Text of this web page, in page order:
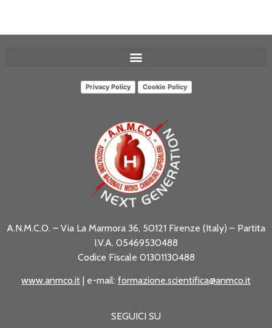
Privacy Policy Cookie Policy
A.N.M.C.O. – Via La Marmora 36, 50121 Firenze (Italy) – Partita
I.V.A. 05469530488
Codice Fiscale 01301130488
www.anmco.it | e-mail: formazione.scientifica@anmco.it
SEGUICI SU